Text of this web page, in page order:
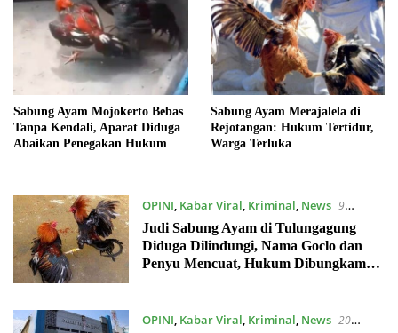
Sabung Ayam Mojokerto Bebas
Tanpa Kendali, Aparat Diduga
Abaikan Penegakan Hukum
Sabung Ayam Merajalela di
Rejotangan: Hukum Tertidur,
Warga Terluka
OPINI, Kabar Viral, Kriminal, News 9
November 2025
Judi Sabung Ayam di Tulungagung
Diduga Dilindungi, Nama Goclo dan
Penyu Mencuat, Hukum Dibungkam
OPINI, Kabar Viral, Kriminal, News 20